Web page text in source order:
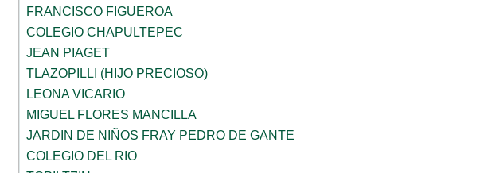
FRANCISCO FIGUEROA
COLEGIO CHAPULTEPEC
JEAN PIAGET
TLAZOPILLI (HIJO PRECIOSO)
LEONA VICARIO
MIGUEL FLORES MANCILLA
JARDIN DE NIÑOS FRAY PEDRO DE GANTE
COLEGIO DEL RIO